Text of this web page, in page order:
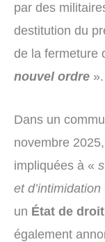
par des
destitution du
de la fermeture
nouvel ordre ».
Dans un
novembre
impliquées à «
et d’intimidation
un État de droit
également